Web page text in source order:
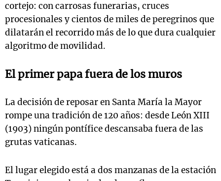
cortejo: con carrosas funerarias, cruces
procesionales y cientos de miles de peregrinos que
dilatarán el recorrido más de lo que dura cualquier
algoritmo de movilidad.
El primer papa fuera de los muros
La decisión de reposar en Santa María la Mayor
rompe una tradición de 120 años: desde León XIII
(1903) ningún pontífice descansaba fuera de las
grutas vaticanas.
El lugar elegido está a dos manzanas de la estación